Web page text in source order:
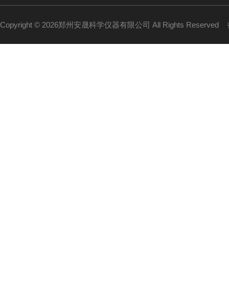
Copyright © 2026郑州安晟科学仪器有限公司 All Rights Reserved